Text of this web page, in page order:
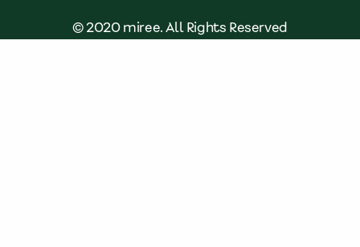
© 2020 miree. All Rights Reserved